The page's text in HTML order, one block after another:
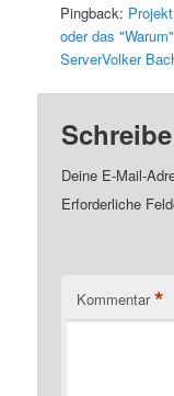
Pingback:
oder das
ServerVolker
Deine E-Mail-
Erforderliche
Kommentar *